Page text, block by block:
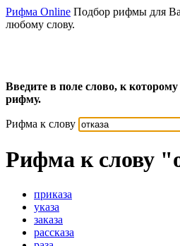
Рифма Online Подбор рифмы для
любому слову.
Введите в поле слово, к
рифму.
Рифма к слову
Рифма к слову
приказа
указа
заказа
рассказа